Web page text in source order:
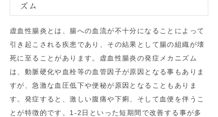
ズム
虚血性腸炎とは、腸への血流が不十分になることによって
引き起こされる疾患であり、その結果として腸の組織が壊
死に至ることがあります。虚血性腸炎の発症メカニズム
は、動脈硬化や血栓等の血管因子が原因となる事もありま
すが、急激な血圧低下や便秘が原因となることもありま
す。発症すると、激しい腹痛や下痢、そして血便を伴うこ
とが特徴的です。1-2日といった短期間で改善する事が多